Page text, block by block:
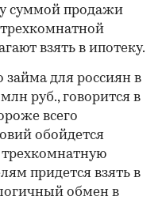
суммой продажи
взять в ипотеку.
для россиян в
руб., говорится в
всего
обойдется
трехкомнатную
придется взять в
обмен в